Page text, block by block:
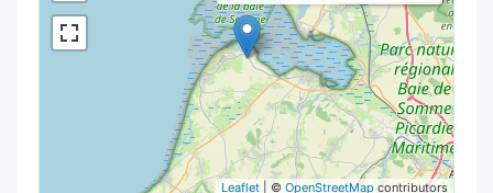
Leaflet | © OpenStreetMapcontributors